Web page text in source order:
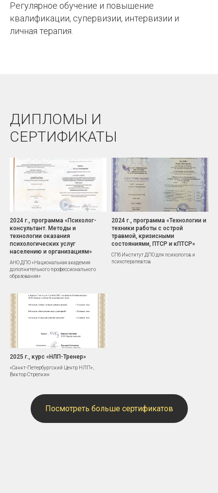
Регулярное обучение и повышение
квалификации, супервизии, интервизии и
личная терапия.
ДИПЛОМЫ И
СЕРТИФИКАТЫ
2024 г., программа «Психолог-
консультант. Методы и
технологии оказания
психологических услуг
населению и организациям»
АНО ДПО «Национальная академия
дополнительного профессионального
образования»
2024 г., программа «Технологии и
техники работы с острой
травмой, кризисными
состояниями, ПТСР и кПТСР»
СПб Институт ДПО для психологов и
психотерапевтов
2025 г., курс «НЛП-Тренер»
«Санкт-Петербургский Центр НЛП»,
Виктор Стрелкин
Посмотреть больше сертификатов